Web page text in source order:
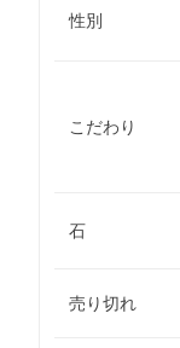
性別
こだわり
石
売り切れ